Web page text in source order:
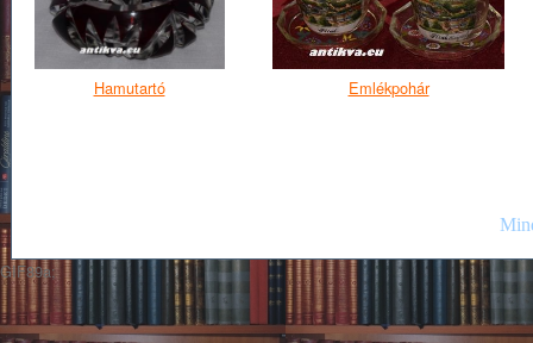
Hamutartó Emlékpohár
GIF89a;